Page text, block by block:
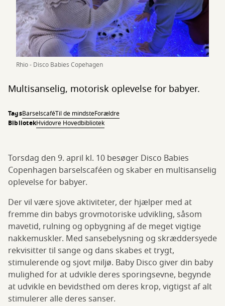
Rhio - Disco Babies Copehagen
Multisanselig, motorisk oplevelse for babyer.
TagsBarselscaféTil de mindsteForældre
BibliotekHvidovre Hovedbibliotek
Torsdag den 9. april kl. 10 besøger Disco Babies
Copenhagen barselscaféen og skaber en multisanselig
oplevelse for babyer.
Der vil være sjove aktiviteter, der hjælper med at
fremme din babys grovmotoriske udvikling, såsom
mavetid, rulning og opbygning af de meget vigtige
nakkemuskler. Med sansebelysning og skræddersyede
rekvisitter til sange og dans skabes et trygt,
stimulerende og sjovt miljø. Baby Disco giver din baby
mulighed for at udvikle deres sporingsevne, begynde
at udvikle en bevidsthed om deres krop, vigtigst af alt
stimulerer alle deres sanser.